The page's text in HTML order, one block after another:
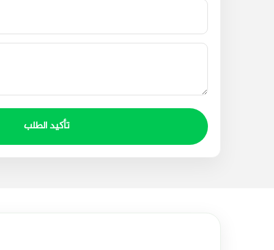
تأكيد الطلب